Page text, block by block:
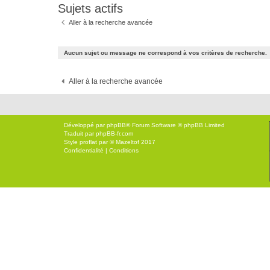
Sujets actifs
Aller à la recherche avancée
Aucun sujet ou message ne correspond à vos critères de recherche.
Aller à la recherche avancée
Développé parphpBB® Forum Software © phpBB Limited
Traduit parphpBB-fr.com
Style proflat par ©Mazeltof 2017
Confidentialité | Conditions